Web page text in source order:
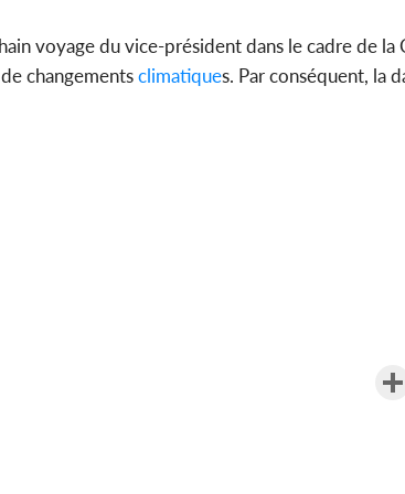
voyage du vice-président dans le cadre de la
changementsclimatiques. Par conséquent, la